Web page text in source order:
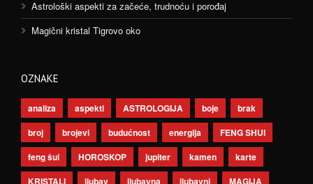
Astrološki aspekti za začeće, trudnoću i porođaj
Magični kristal Tigrovo oko
OZNAKE
analiza aspekti ASTROLOGIJA boje
brak
broj
brojevi budućnost energija
FENG SHUI
feng šui
HOROSKOP jupiter kamen
karte
KRISTALI
ljubav ljubavna ljubavni
MAGIJA